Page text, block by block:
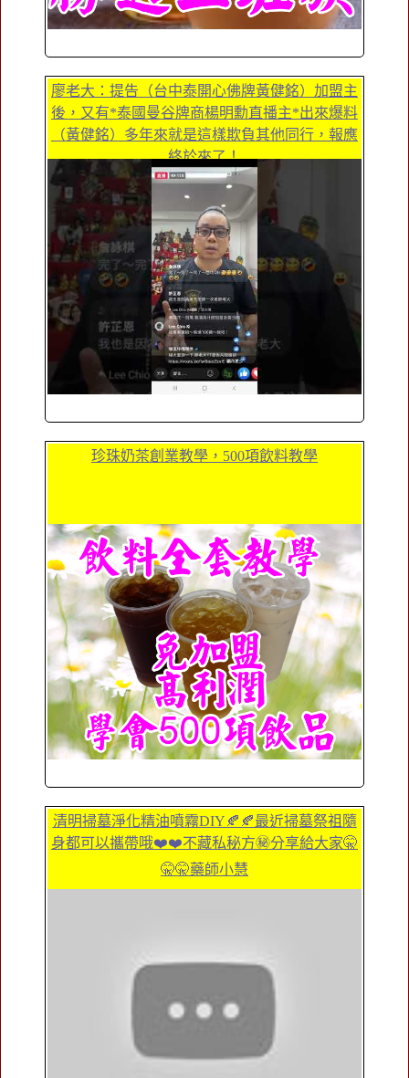
廖老大：提告（台中泰開心佛牌黃健銘）加盟主
後，又有*泰國曼谷牌商楊明勳直播主*出來爆料
（黃健銘）多年來就是這樣欺負其他同行，報應
終於來了！
珍珠奶茶創業教學，500項飲料教學
清明掃墓淨化精油噴霧DIY🍂🍂最近掃墓祭祖隨
身都可以攜帶哦❤️❤️不藏私秘方㊙️分享給大家🤫
🤫🤫藥師小慧